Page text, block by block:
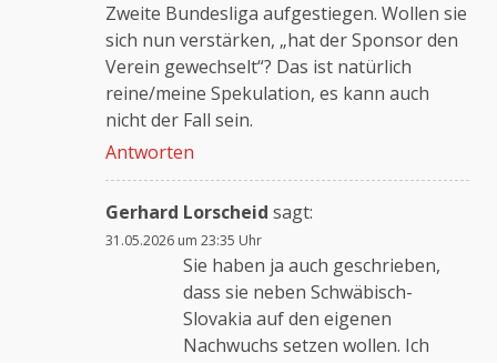
Zweite Bundesliga aufgestiegen. Wollen sie
sich nun verstärken, „hat der Sponsor den
Verein gewechselt“? Das ist natürlich
reine/meine Spekulation, es kann auch
nicht der Fall sein.
Antworten
Gerhard Lorscheid sagt:
31.05.2026 um 23:35 Uhr
Sie haben ja auch geschrieben,
dass sie neben Schwäbisch-
Slovakia auf den eigenen
Nachwuchs setzen wollen. Ich